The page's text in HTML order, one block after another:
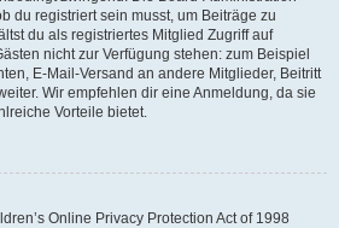
du registriert sein musst, um Beiträge zu
du als registriertes Mitglied Zugriff auf
nicht zur Verfügung stehen: zum Beispiel
E-Mail-Versand an andere Mitglieder, Beitritt
Wir empfehlen dir eine Anmeldung, da sie
Vorteile bietet.
Online Privacy Protection Act of 1998